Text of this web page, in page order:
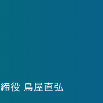
役 鳥屋直弘